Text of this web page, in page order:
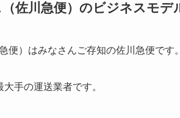
佐川急便）のビジネスモデ
便）はみなさんご存知の佐川急便です。
手の運送業者です。